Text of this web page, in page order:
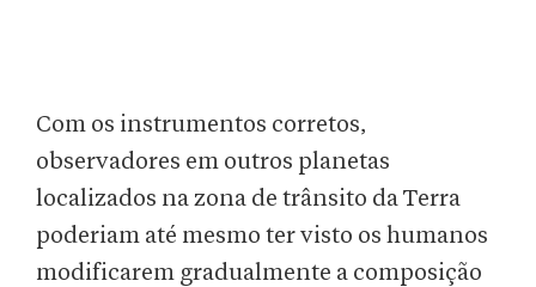
Com os instrumentos corretos,
observadores em outros planetas
localizados na zona de trânsito da Terra
poderiam até mesmo ter visto os humanos
modificarem gradualmente a composição